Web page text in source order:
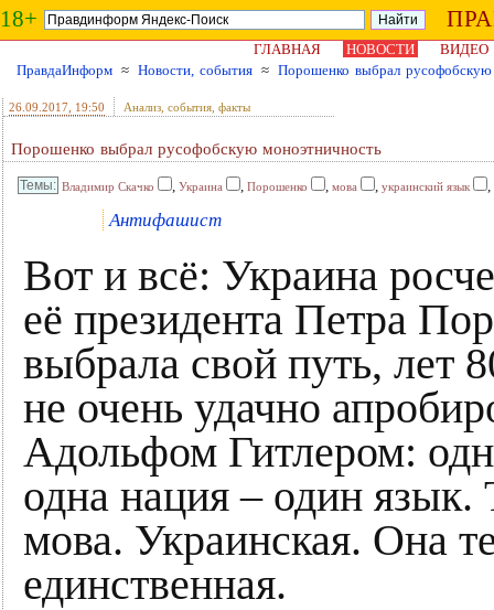
18+
ГЛАВНАЯ НОВОСТИ
ВИДЕО
ПравдаИнформ ≈ Новости, события ≈ Порошенко выбрал русофобскую
26.09.2017 , 19:50 Анализ, события, факты
Порошенко выбрал русофобскую моноэтничность
Владимир Скачко , Украина , Порошенко , мова , украинский язык ,
Антифашист
Вот и всё: Украина
её президента Петра
выбрала свой путь, лет
не очень удачно
Адольфом Гитлером:
одна нация – один язык.
мова. Украинская. Она
единственная.